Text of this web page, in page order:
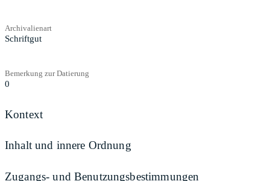
Archivalienart
Schriftgut
Bemerkung zur Datierung
0
Kontext
Inhalt und innere Ordnung
Zugangs- und Benutzungsbestimmungen